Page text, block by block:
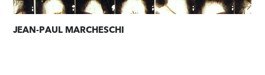
JEAN-PAUL MARCHESCHI